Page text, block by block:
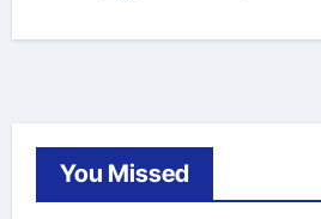
You Missed